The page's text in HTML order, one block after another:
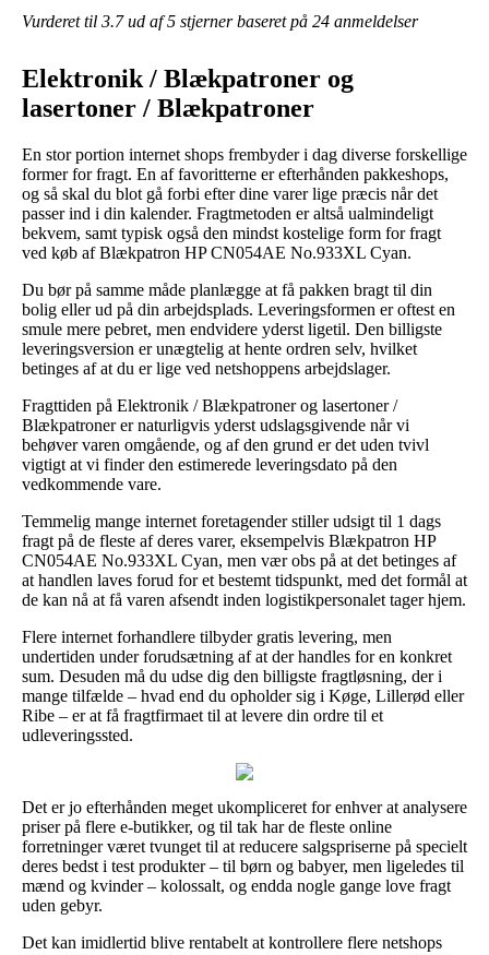
Vurderet til 3.7ud af 5 stjerner baseret på 24 anmeldelser
Elektronik / Blækpatroner og
lasertoner / Blækpatroner
En stor portion internet shops frembyder i dag diverse forskellige
former for fragt. En af favoritterne er efterhånden pakkeshops,
og så skal du blot gå forbi efter dine varer lige præcis når det
passer ind i din kalender. Fragtmetoden er altså ualmindeligt
bekvem, samt typisk også den mindst kostelige form for fragt
ved køb af Blækpatron HP CN054AE No.933XL Cyan.
Du bør på samme måde planlægge at få pakken bragt til din
bolig eller ud på din arbejdsplads. Leveringsformen er oftest en
smule mere pebret, men endvidere yderst ligetil. Den billigste
leveringsversion er unægtelig at hente ordren selv, hvilket
betinges af at du er lige ved netshoppens arbejdslager.
Fragttiden på Elektronik / Blækpatroner og lasertoner /
Blækpatroner er naturligvis yderst udslagsgivende når vi
behøver varen omgående, og af den grund er det uden tvivl
vigtigt at vi finder den estimerede leveringsdato på den
vedkommende vare.
Temmelig mange internet foretagender stiller udsigt til 1 dags
fragt på de fleste af deres varer, eksempelvis Blækpatron HP
CN054AE No.933XL Cyan, men vær obs på at det betinges af
at handlen laves forud for et bestemt tidspunkt, med det formål at
de kan nå at få varen afsendt inden logistikpersonalet tager hjem.
Flere internet forhandlere tilbyder gratis levering, men
undertiden under forudsætning af at der handles for en konkret
sum. Desuden må du udse dig den billigste fragtløsning, der i
mange tilfælde – hvad end du opholder sig i Køge, Lillerød eller
Ribe – er at få fragtfirmaet til at levere din ordre til et
udleveringssted.
Det er jo efterhånden meget ukompliceret for enhver at analysere
priser på flere e-butikker, og til tak har de fleste online
forretninger været tvunget til at reducere salgspriserne på specielt
deres bedst i test produkter – til børn og babyer, men ligeledes til
mænd og kvinder – kolossalt, og endda nogle gange love fragt
uden gebyr.
Det kan imidlertid blive rentabelt at kontrollere flere netshops